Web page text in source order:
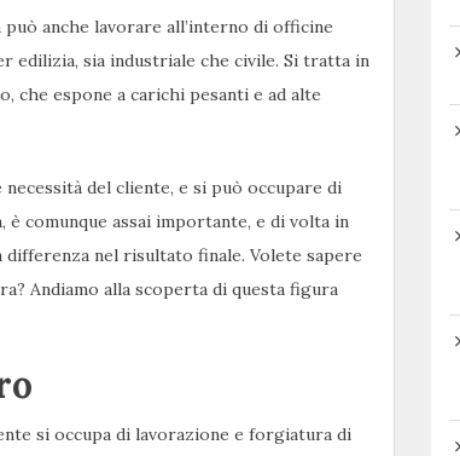
anche lavorare all’interno di officine
edilizia, sia industriale che civile. Si tratta in
che espone a carichi pesanti e ad alte
del cliente, e si può occupare di
comunque assai importante, e di volta in
nel risultato finale. Volete sapere
Andiamo alla scoperta di questa figura
si occupa di lavorazione e forgiatura di